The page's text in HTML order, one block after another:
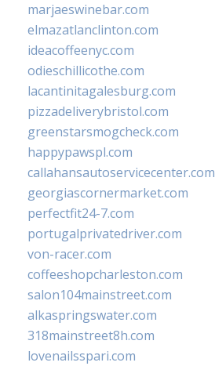
marjaeswinebar.com
elmazatlanclinton.com
ideacoffeenyc.com
odieschillicothe.com
lacantinitagalesburg.com
pizzadeliverybristol.com
greenstarsmogcheck.com
happypawspl.com
callahansautoservicecenter.com
georgiascornermarket.com
perfectfit24-7.com
portugalprivatedriver.com
von-racer.com
coffeeshopcharleston.com
salon104mainstreet.com
alkaspringswater.com
318mainstreet8h.com
lovenailsspari.com